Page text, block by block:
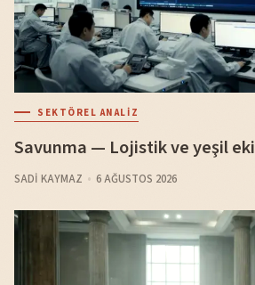
SEKTÖREL ANALIZ
Savunma — Lojistik ve yeşil
SADI KAYMAZ 6 AĞUSTOS 2026